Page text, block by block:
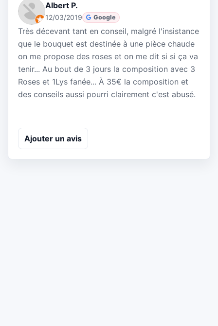
Albert P.
12/03/2019 Google
Très décevant tant en conseil, malgré l'insistance
que le bouquet est destinée à une pièce chaude
on me propose des roses et on me dit si si ça va
tenir... Au bout de 3 jours la composition avec 3
Roses et 1Lys fanée... À 35€ la composition et
des conseils aussi pourri clairement c'est abusé.
Ajouter un avis